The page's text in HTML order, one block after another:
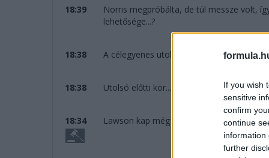
If you wish
sensitive
confirm
continue
information
further
18:39
Norris megpróbálta, de túl messze volt,
lehetősége...?
18:38 A célegyenes utoljára...
18:38 Utolsó előtti kör... Russell tartja maga
18:34 Lawson kap még egy tízest. Jól van.